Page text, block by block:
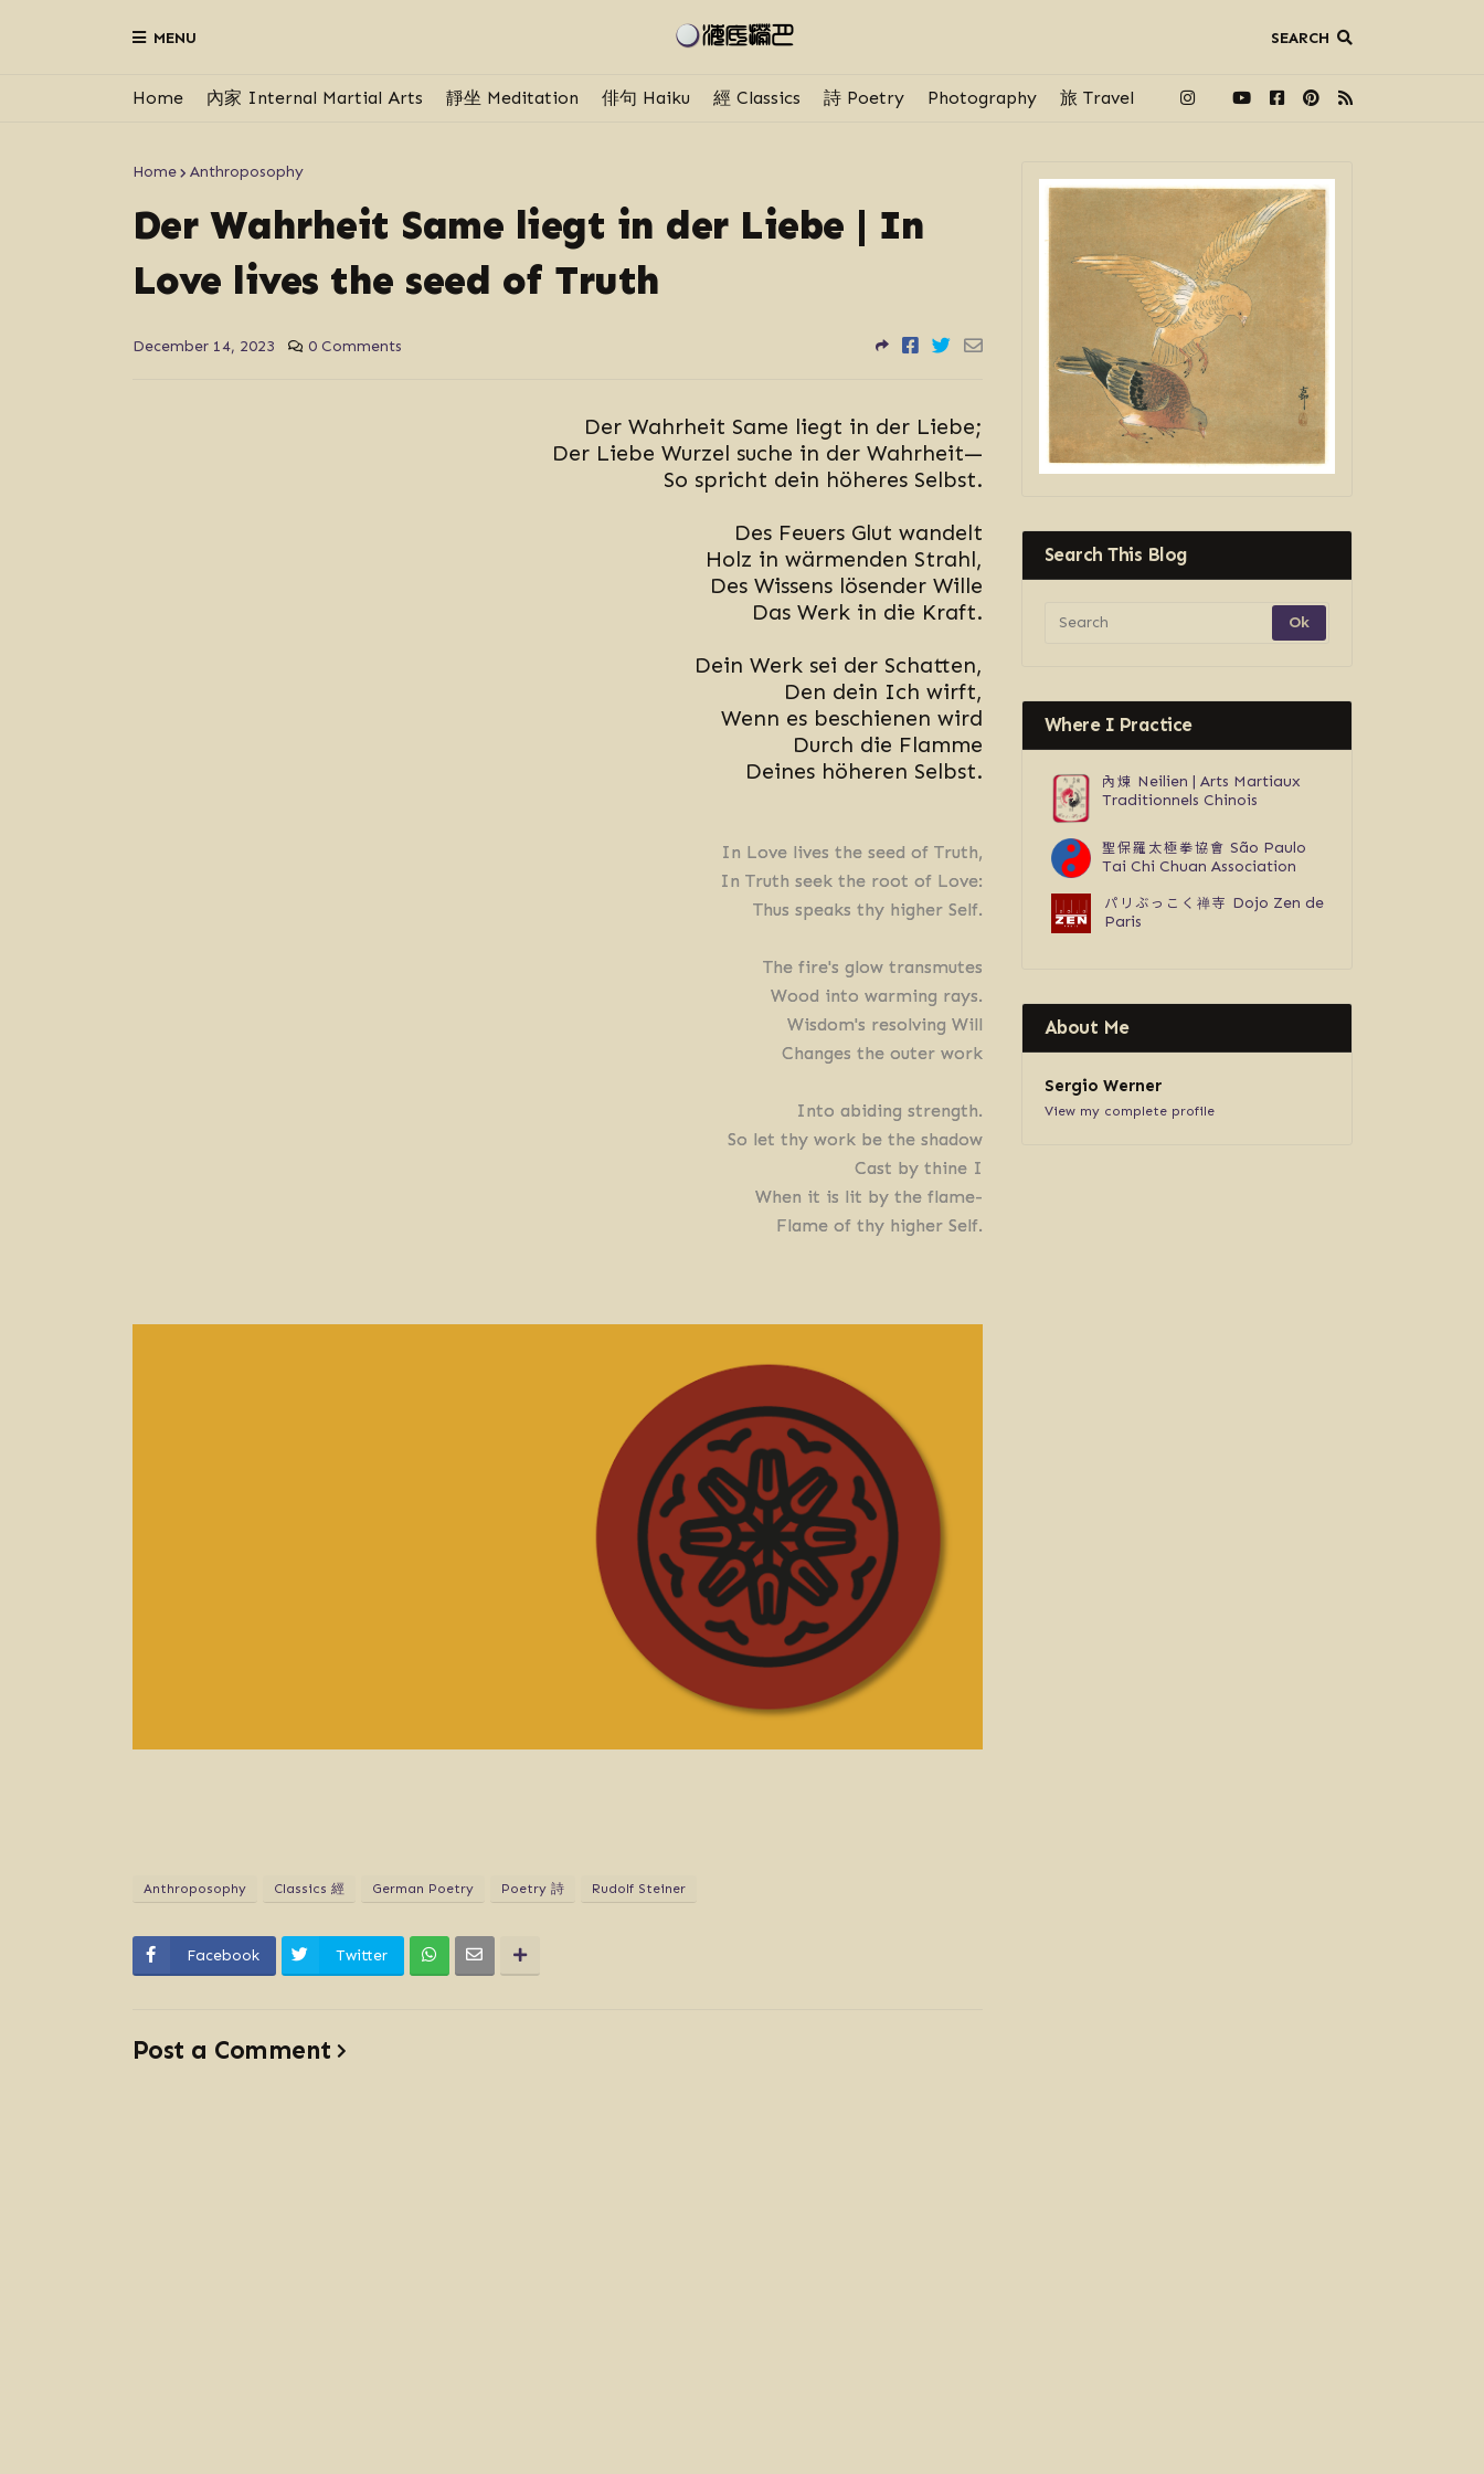
MENU SEARCH
Home 內家 Internal Martial Arts 靜坐 Meditation 俳句 Haiku 經 Classics 詩 Poetry Photography 旅 Travel
Home Anthroposophy
Der Wahrheit Same liegt in der Liebe | In
Love lives the seed of Truth
December 14, 2023 0 Comments
Der Wahrheit Same liegt in der Liebe;
Der Liebe Wurzel suche in der Wahrheit—
So spricht dein höheres Selbst.
Des Feuers Glut wandelt
Holz in wärmenden Strahl,
Des Wissens lösender Wille
Das Werk in die Kraft.
Dein Werk sei der Schatten,
Den dein Ich wirft,
Wenn es beschienen wird
Durch die Flamme
Deines höheren Selbst.
In Love lives the seed of Truth,
In Truth seek the root of Love:
Thus speaks thy higher Self.
The fire's glow transmutes
Wood into warming rays.
Wisdom's resolving Will
Changes the outer work
Into abiding strength.
So let thy work be the shadow
Cast by thine I
When it is lit by the flame-
Flame of thy higher Self.
Anthroposophy Classics 經 German Poetry Poetry 詩 Rudolf Steiner
Facebook Twitter
Post a Comment
Search This Blog
Where I Practice
內煉 Neilien | Arts Martiaux
Traditionnels Chinois
聖保羅太極拳協會 São Paulo
Tai Chi Chuan Association
パリぶっこく禅寺 Dojo Zen de
Paris
About Me
Sergio Werner
View my complete profile